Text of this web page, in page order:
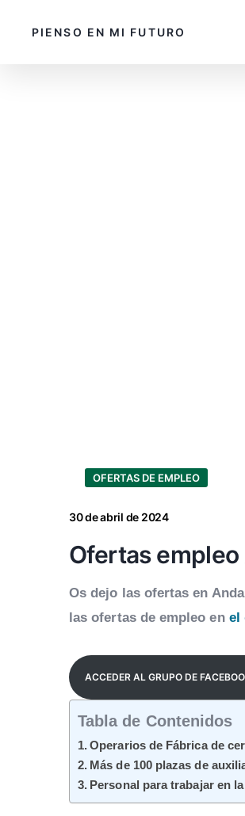
PIENSO EN MI FUTURO
OFERTAS DE EMPLEO
30 de abril de 2024
Ofertas
Os dejo las ofertas en
las ofertas de empleo en el
ACCEDER AL GRUPO DE
Tabla de Contenidos
Operarios de Fábrica de
Más de 100 plazas de
Personal para trabajar en